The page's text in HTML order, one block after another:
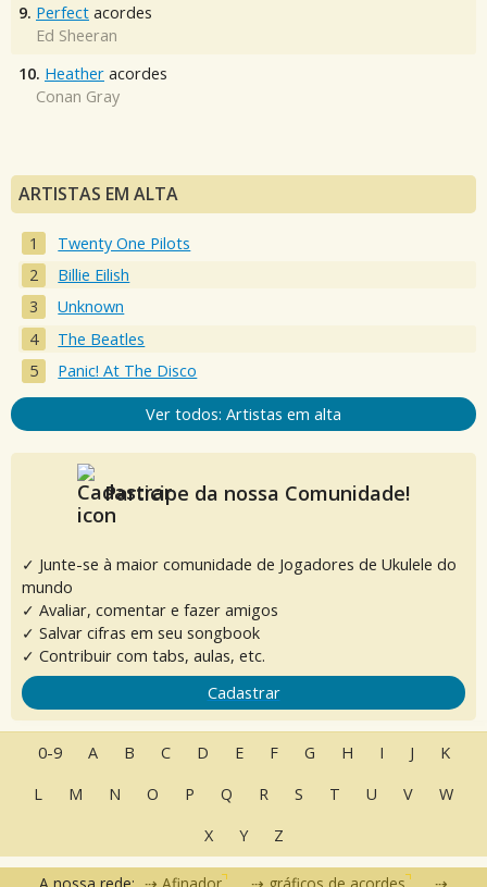
9. Perfect acordes
Ed Sheeran
10. Heather acordes
Conan Gray
ARTISTAS EM ALTA
Twenty One Pilots
Billie Eilish
Unknown
The Beatles
Panic! At The Disco
Ver todos: Artistas em alta
Participe da nossa Comunidade!
✓ Junte-se à maior comunidade de Jogadores de Ukulele do
mundo
✓ Avaliar, comentar e fazer amigos
✓ Salvar cifras em seu songbook
✓ Contribuir com tabs, aulas, etc.
Cadastrar
0-9 A B C D E F G H I J
K
L
M N O P Q R S T U V
W
X
Y Z